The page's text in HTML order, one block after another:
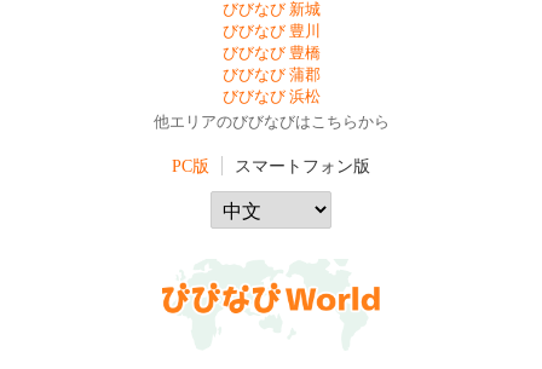
びびなび 新城
びびなび 豊川
びびなび 豊橋
びびなび 蒲郡
びびなび 浜松
他エリアのびびなびはこちらから
PC版 スマートフォン版